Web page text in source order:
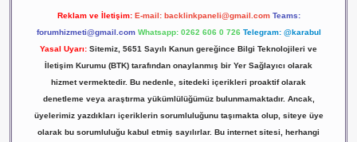
Reklam ve İletişim: E-mail: backlinkpaneli@gmail.com Teams:
forumhizmeti@gmail.com Whatsapp: 0262 606 0 726 Telegram: @karabul
Yasal Uyarı: Sitemiz, 5651 Sayılı Kanun gereğince Bilgi Teknolojileri ve
İletişim Kurumu (BTK) tarafından onaylanmış bir Yer Sağlayıcı olarak
hizmet vermektedir. Bu nedenle, sitedeki içerikleri proaktif olarak
denetleme veya araştırma yükümlülüğümüz bulunmamaktadır. Ancak,
üyelerimiz yazdıkları içeriklerin sorumluluğunu taşımakta olup, siteye üye
olarak bu sorumluluğu kabul etmiş sayılırlar. Bu internet sitesi, herhangi